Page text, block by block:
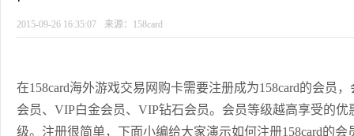
2015-09-26 16:35:07 来源：158card
在158card海外游戏交易网购卡需要注册成为158card的会员
会员、VIP白金会员、VIP钻石会员。会员等级越高享受的
级。注册很简单，下面小编给大家演示如何注册158card的会